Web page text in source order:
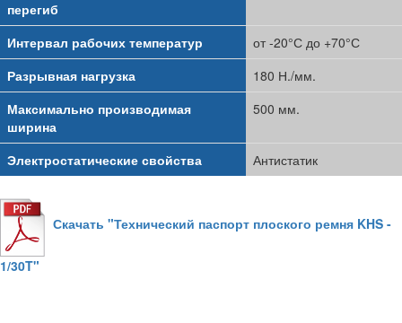
перегиб
Интервал рабочих температур
от -20°С до +70°С
Разрывная нагрузка
180 Н./мм.
Максимально производимая
ширина
500 мм.
Электростатические свойства Антистатик
Скачать "Технический паспорт плоского ремня KHS -
1/30T"